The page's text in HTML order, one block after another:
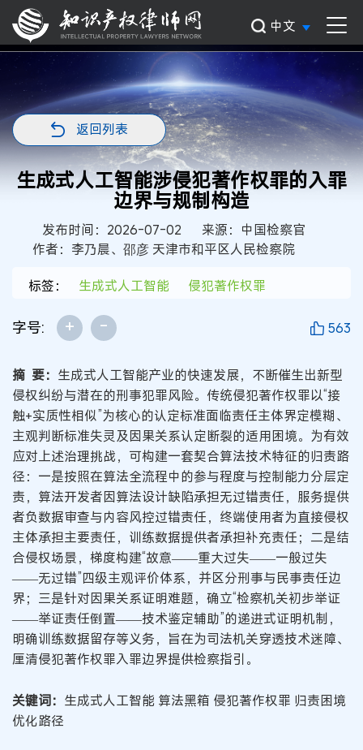
中文
返回列表
生成式人工智能涉侵犯著作权罪的入罪
边界与规制构造
发布时间：2026-07-02
来源：中国检察官
作者：李乃晨、邵彦 天津市和平区人民检察院
标签： 生成式人工智能 侵犯著作权罪
字号: + - 563
摘 要： 生成式人工智能产业的快速发展，不断催生出新型
侵权纠纷与潜在的刑事犯罪风险。传统侵犯著作权罪以“接
触+实质性相似”为核心的认定标准面临责任主体界定模糊、
主观判断标准失灵及因果关系认定断裂的适用困境。为有效
应对上述治理挑战，可构建一套契合算法技术特征的归责路
径：一是按照在算法全流程中的参与程度与控制能力分层定
责，算法开发者因算法设计缺陷承担无过错责任，服务提供
者负数据审查与内容风控过错责任，终端使用者为直接侵权
主体承担主要责任，训练数据提供者承担补充责任；二是结
合侵权场景，梯度构建“故意——重大过失——一般过失
——无过错”四级主观评价体系，并区分刑事与民事责任边
界；三是针对因果关系证明难题，确立“检察机关初步举证
——举证责任倒置——技术鉴定辅助”的递进式证明机制，
明确训练数据留存等义务，旨在为司法机关穿透技术迷障、
厘清侵犯著作权罪入罪边界提供检察指引。
关键词： 生成式人工智能 算法黑箱 侵犯著作权罪 归责困境
优化路径